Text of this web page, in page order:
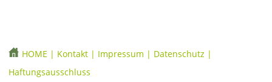
HOME | Kontakt | Impressum | Datenschutz |
Haftungsausschluss